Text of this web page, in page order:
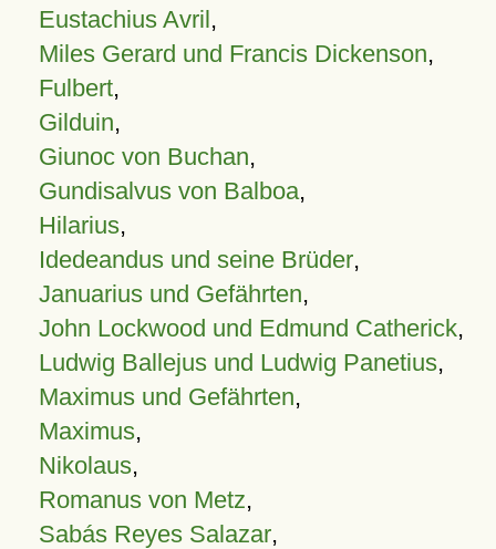
Eustachius Avril,
Miles Gerard und Francis Dickenson,
Fulbert,
Gilduin,
Giunoc von Buchan,
Gundisalvus von Balboa,
Hilarius,
Idedeandus und seine Brüder,
Januarius und Gefährten,
John Lockwood und Edmund Catherick,
Ludwig Ballejus und Ludwig Panetius,
Maximus und Gefährten,
Maximus,
Nikolaus,
Romanus von Metz,
Sabás Reyes Salazar,